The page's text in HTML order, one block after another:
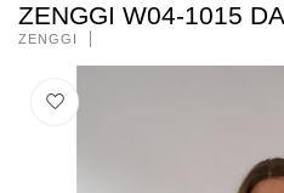
ZENGGI W04-1015
ZENGGI